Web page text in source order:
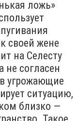
ложь»
своей жене
на Селесту
не согласен
угрожающие
ситуацию,
близко —